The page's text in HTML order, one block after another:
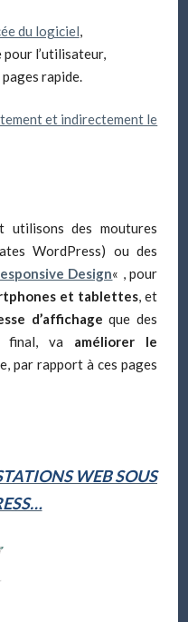
du logiciel
l’utilisateur,
rapide.
et indirectement le
utilisons des moutures
WordPress) ou des
Design« , pour
et tablettes, et
d’affichage que des
final, va améliorer le
par rapport à ces pages
WEB SOUS